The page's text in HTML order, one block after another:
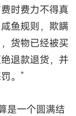
时费力不得真
鱼规则，欺瞒
货物已经被买
退款退货，并
。”
是一个圆满结